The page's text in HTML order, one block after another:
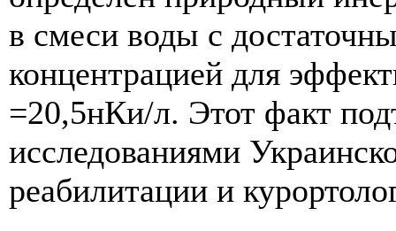
в смеси воды с
концентрацией для
=20,5нКи/л. Этот факт
исследованиями
реабилитации и